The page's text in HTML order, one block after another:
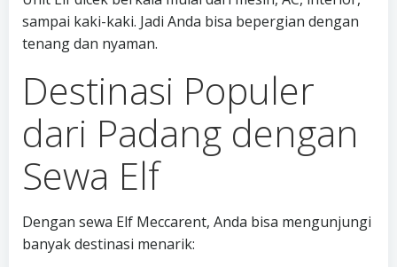
sampai kaki-kaki. Jadi Anda bisa bepergian dengan
tenang dan nyaman.
Destinasi Populer
dari Padang dengan
Sewa Elf
Dengan sewa Elf Meccarent, Anda bisa mengunjungi
banyak destinasi menarik: